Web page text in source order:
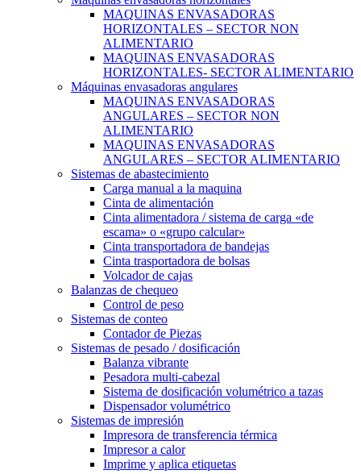
MAQUINAS ENVASADORAS
HORIZONTALES – SECTOR NON
ALIMENTARIO
MAQUINAS ENVASADORAS
HORIZONTALES- SECTOR ALIMENTARIO
Máquinas envasadoras angulares
MAQUINAS ENVASADORAS
ANGULARES – SECTOR NON
ALIMENTARIO
MAQUINAS ENVASADORAS
ANGULARES – SECTOR ALIMENTARIO
Sistemas de abastecimiento
Carga manual a la maquina
Cinta de alimentación
Cinta alimentadora / sistema de carga «de
escama» o «grupo calcular»
Cinta transportadora de bandejas
Cinta trasportadora de bolsas
Volcador de cajas
Balanzas de chequeo
Control de peso
Sistemas de conteo
Contador de Piezas
Sistemas de pesado / dosificación
Balanza vibrante
Pesadora multi-cabezal
Sistema de dosificación volumétrico a tazas
Dispensador volumétrico
Sistemas de impresión
Impresora de transferencia térmica
Impresor a calor
Imprime y aplica etiquetas